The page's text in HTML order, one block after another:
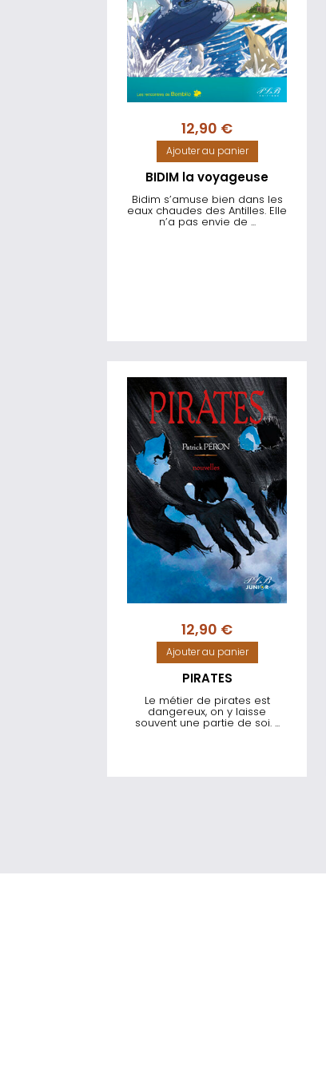
12,90 €
Ajouter au panier
BIDIM la voyageuse
Bidim s’amuse bien dans les
eaux chaudes des Antilles. Elle
n’a pas envie de ...
12,90 €
Ajouter au panier
PIRATES
Le métier de pirates est
dangereux, on y laisse
souvent une partie de soi. ...